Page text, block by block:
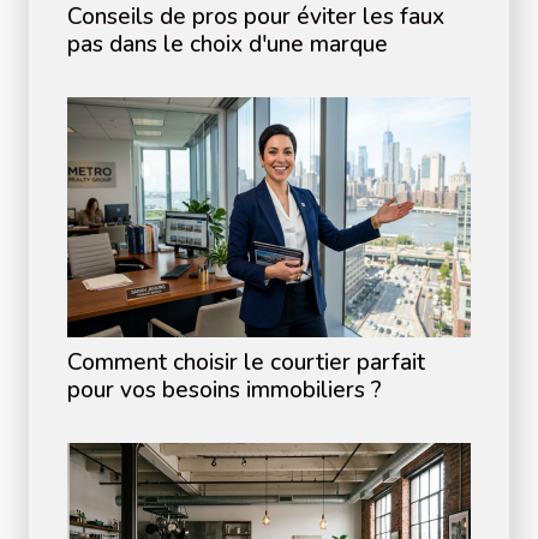
Conseils de pros pour éviter les faux
pas dans le choix d'une marque
Comment choisir le courtier parfait
pour vos besoins immobiliers ?